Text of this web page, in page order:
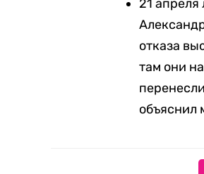
21
отказа
там они
объяснил